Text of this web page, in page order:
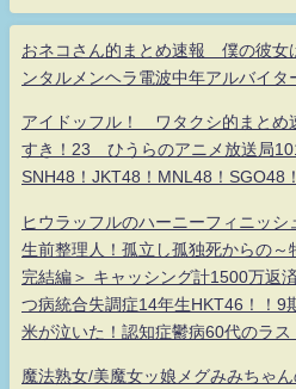
おネコさん的まとめ速報 僕の彼女
ンタルメンヘラ電波中年アルバイ
アイドッフル！ ワタクシ的まと
すき！23 ひうらのアニメ放送局
SNH48！JKT48！MNL48！SGO48
ヒウラッフルのハーニーフィニッシ
生前整理人！孤立し孤独死からの～
完結編＞ キャッシング計1500万返
つ病統合失調症14年生HKT46！！9
米が泣いた！認知症鬱病60代のラス
魔法熟女/美魔女ッ娘メグみみちゃ